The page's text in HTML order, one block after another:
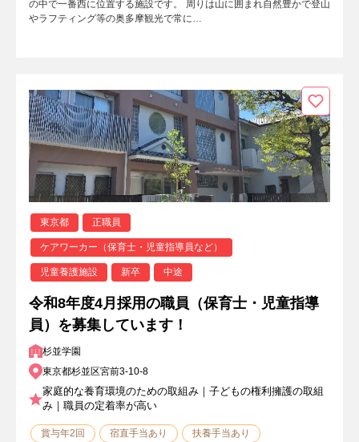
の中で一番西に位置する施設です。 周りは山に囲まれ自然豊かで登山
やラフティング等の奥多摩観光で常に…
東京都 正職員
ケアワーカー（保育士・児童指導員など）
児童養護施設 新卒 中途
令和8年度4月採用の職員（保育士・児童指導
員）を募集しています！
杉並学園
東京都杉並区宮前3-10-8
家庭的な養育環境のための取組み｜子どもの権利擁護の取組
み｜職員の定着率が高い
賞与年2回 宿直手当あり 扶養手当あり